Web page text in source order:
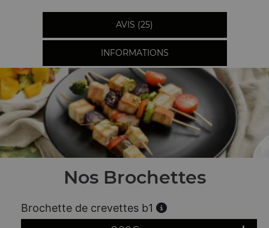
AVIS (25)
INFORMATIONS
Nos Brochettes
Brochette de crevettes b1